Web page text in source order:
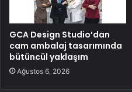
GCA Design Studio’dan
cam ambalaj tasarımında
bütüncül yaklaşım
Ağustos 6, 2026